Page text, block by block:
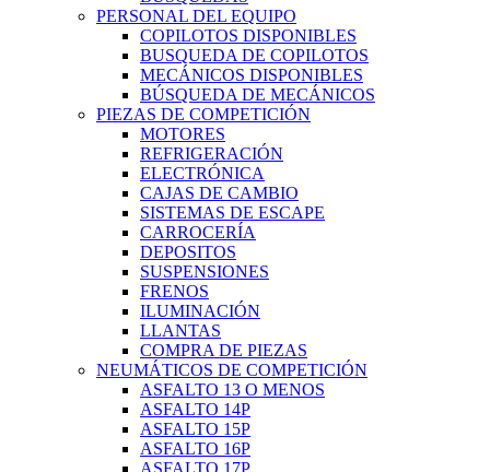
PERSONAL DEL EQUIPO
COPILOTOS DISPONIBLES
BUSQUEDA DE COPILOTOS
MECÁNICOS DISPONIBLES
BÚSQUEDA DE MECÁNICOS
PIEZAS DE COMPETICIÓN
MOTORES
REFRIGERACIÓN
ELECTRÓNICA
CAJAS DE CAMBIO
SISTEMAS DE ESCAPE
CARROCERÍA
DEPOSITOS
SUSPENSIONES
FRENOS
ILUMINACIÓN
LLANTAS
COMPRA DE PIEZAS
NEUMÁTICOS DE COMPETICIÓN
ASFALTO 13 O MENOS
ASFALTO 14P
ASFALTO 15P
ASFALTO 16P
ASFALTO 17P